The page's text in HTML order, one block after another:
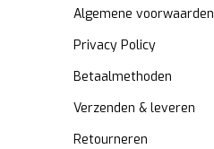
Algemene voorwaarden
Privacy Policy
Betaalmethoden
Verzenden & leveren
Retourneren